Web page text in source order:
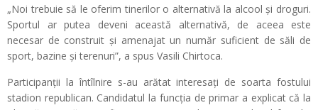
„Noi trebuie să le oferim tinerilor o alternativă la alcool și droguri.
Sportul ar putea deveni această alternativă, de aceea este
necesar de construit și amenajat un număr suficient de săli de
sport, bazine și terenuri”, a spus Vasili Chirtoca.
Participanții la întîlnire s-au arătat interesați de soarta fostului
stadion republican. Candidatul la funcția de primar a explicat că la